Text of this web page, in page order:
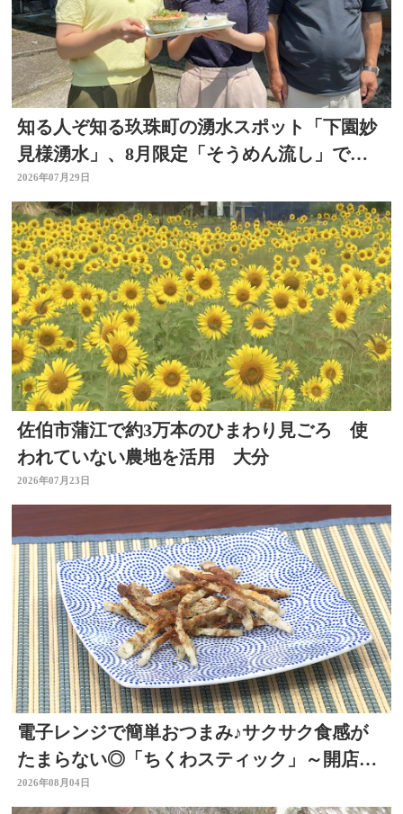
知る人ぞ知る玖珠町の湧水スポット「下園妙
見様湧水」、8月限定「そうめん流し」で涼
を求めて
2026年07月29日
佐伯市蒲江で約3万本のひまわり見ごろ 使
われていない農地を活用 大分
2026年07月23日
電子レンジで簡単おつまみ♪サクサク食感が
たまらない◎「ちくわスティック」～開店！
キッチン別府ちゃん～
2026年08月04日